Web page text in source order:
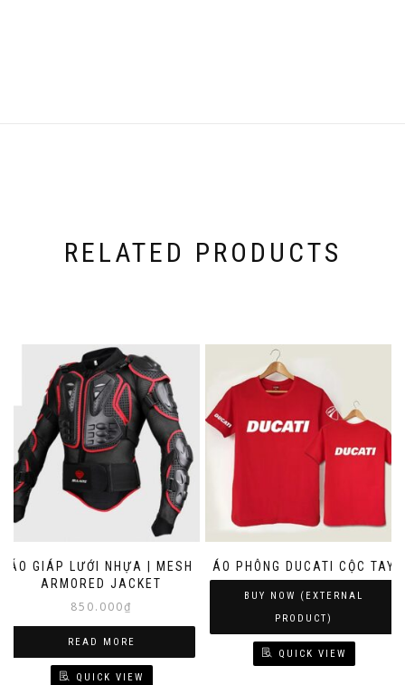
RELATED PRODUCTS
ÁO GIÁP LƯỚI NHỰA | MESH
ARMORED JACKET
850.000₫
READ MORE
QUICK VIEW
ÁO PHÔNG DUCATI CỘC TAY
BUY NOW (EXTERNAL
PRODUCT)
QUICK VIEW